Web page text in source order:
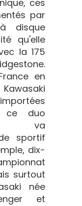
ces
par
disque
qu'elle
la 175
en
ce duo
va
sportif
dix-
surtout
née
et